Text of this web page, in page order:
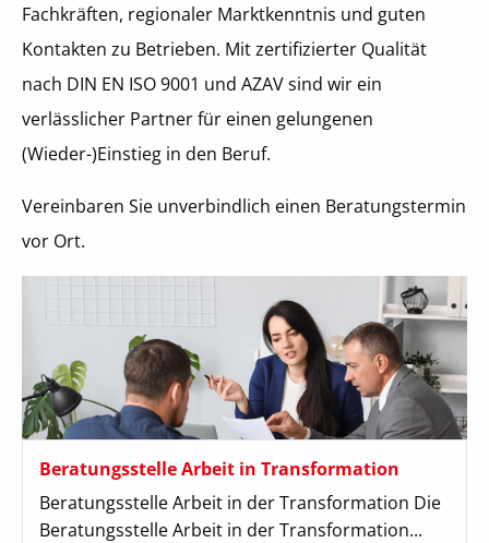
Fachkräften, regionaler Marktkenntnis und guten
Kontakten zu Betrieben. Mit zertifizierter Qualität
nach DIN EN ISO 9001 und AZAV sind wir ein
verlässlicher Partner für einen gelungenen
(Wieder-)Einstieg in den Beruf.
Vereinbaren Sie unverbindlich einen Beratungstermin
vor Ort.
Beratungsstelle Arbeit in Transformation
Beratungsstelle Arbeit in der Transformation Die
Beratungsstelle Arbeit in der Transformation...